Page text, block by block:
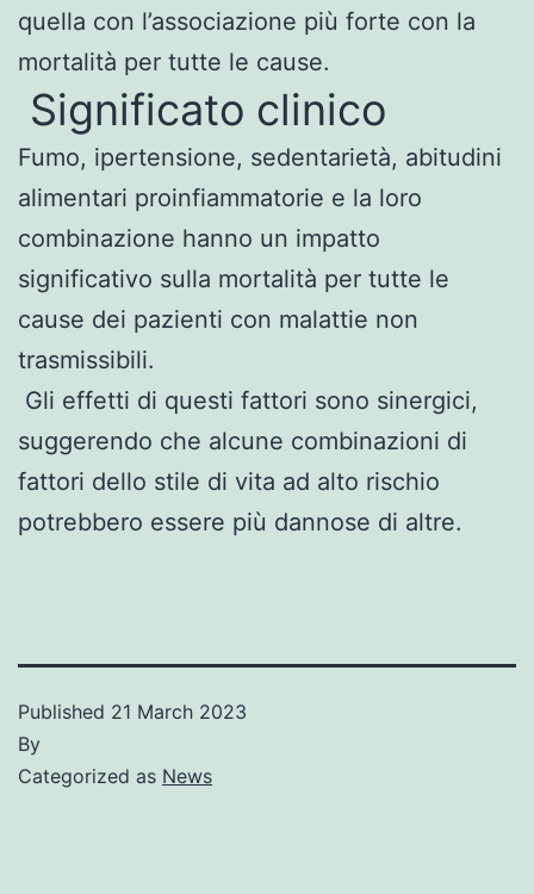
quella con l’associazione più forte con la
mortalità per tutte le cause.
Significato clinico
Fumo, ipertensione, sedentarietà, abitudini
alimentari proinfiammatorie e la loro
combinazione hanno un impatto
significativo sulla mortalità per tutte le
cause dei pazienti con malattie non
trasmissibili.
Gli effetti di questi fattori sono sinergici,
suggerendo che alcune combinazioni di
fattori dello stile di vita ad alto rischio
potrebbero essere più dannose di altre.
Published 21 March 2023
By
Categorized as News